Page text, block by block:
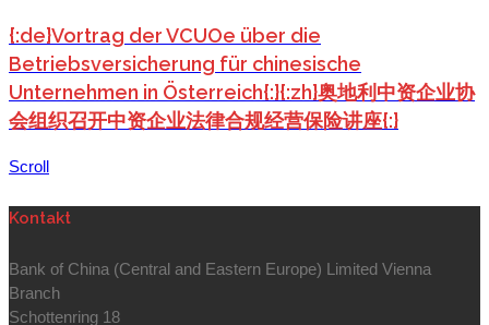
{:de}Vortrag der VCUOe über die
Betriebsversicherung für chinesische
Unternehmen in Österreich{:}{:zh}奥地利中资企业协
会组织召开中资企业法律合规经营保险讲座{:}
Scroll
Kontakt
Bank of China (Central and Eastern Europe) Limited Vienna
Branch
Schottenring 18